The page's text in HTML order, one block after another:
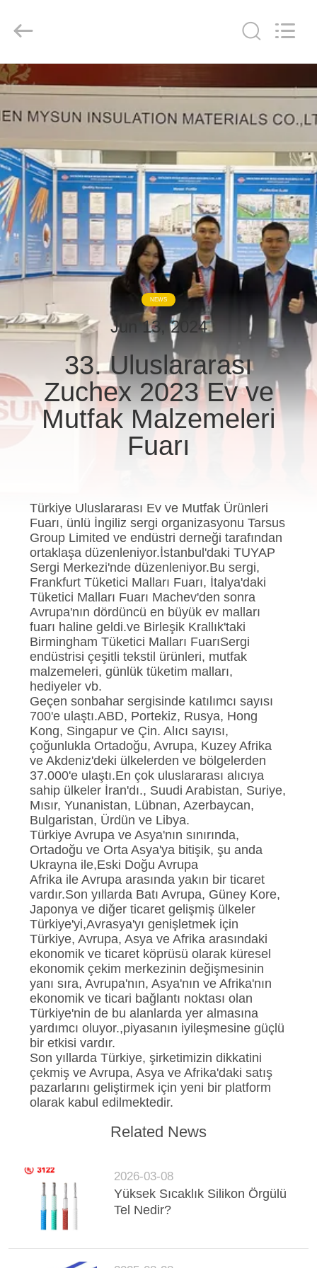
EV
ÜRÜN:%
S
HAKKIMIZDA
FABRIKA
TURU
KALITE
KONTROL
BIZIMLE
ILETIŞIME
GEÇIN
ISTEĞI
SITE
HARITASI
PRIVACY
POLICY
Co.,
Reserved.
NEWS
Jun 13, 2024
33. Uluslararası
Zuchex 2023 Ev ve
Mutfak Malzemeleri
Fuarı
Türkiye Uluslararası Ev ve Mutfak Ürünleri
Fuarı, ünlü İngiliz sergi organizasyonu Tarsus
Group Limited ve endüstri derneği tarafından
ortaklaşa düzenleniyor.İstanbul'daki TUYAP
Sergi Merkezi'nde düzenleniyor.Bu sergi,
Frankfurt Tüketici Malları Fuarı, İtalya'daki
Tüketici Malları Fuarı Machev'den sonra
Avrupa'nın dördüncü en büyük ev malları
fuarı haline geldi.ve Birleşik Krallık'taki
Birmingham Tüketici Malları FuarıSergi
endüstrisi çeşitli tekstil ürünleri, mutfak
malzemeleri, günlük tüketim malları,
hediyeler vb.
Geçen sonbahar sergisinde katılımcı sayısı
700'e ulaştı.ABD, Portekiz, Rusya, Hong
Kong, Singapur ve Çin. Alıcı sayısı,
çoğunlukla Ortadoğu, Avrupa, Kuzey Afrika
ve Akdeniz'deki ülkelerden ve bölgelerden
37.000'e ulaştı.En çok uluslararası alıcıya
sahip ülkeler İran'dı., Suudi Arabistan, Suriye,
Mısır, Yunanistan, Lübnan, Azerbaycan,
Bulgaristan, Ürdün ve Libya.
Türkiye Avrupa ve Asya'nın sınırında,
Ortadoğu ve Orta Asya'ya bitişik, şu anda
Ukrayna ile,Eski Doğu Avrupa
Afrika ile Avrupa arasında yakın bir ticaret
vardır.Son yıllarda Batı Avrupa, Güney Kore,
Japonya ve diğer ticaret gelişmiş ülkeler
Türkiye'yi,Avrasya'yı genişletmek için
Türkiye, Avrupa, Asya ve Afrika arasındaki
ekonomik ve ticaret köprüsü olarak küresel
ekonomik çekim merkezinin değişmesinin
yanı sıra, Avrupa'nın, Asya'nın ve Afrika'nın
ekonomik ve ticari bağlantı noktası olan
Türkiye'nin de bu alanlarda yer almasına
yardımcı oluyor.,piyasanın iyileşmesine güçlü
bir etkisi vardır.
Son yıllarda Türkiye, şirketimizin dikkatini
çekmiş ve Avrupa, Asya ve Afrika'daki satış
pazarlarını geliştirmek için yeni bir platform
olarak kabul edilmektedir.
Related News
2026-03-08
Yüksek Sıcaklık Silikon Örgülü
Tel Nedir?